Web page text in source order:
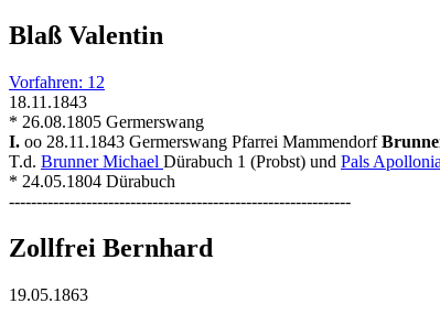
Blaß Valentin
Vorfahren: 12
18.11.1843
* 26.08.1805 Germerswang
I. oo 28.11.1843 Germerswang Pfarrei Mammendorf
T.d. Brunner Michael Dürabuch 1 (Probst) und Pals Apollonia
* 24.05.1804 Dürabuch
--------------------------------------------------------------
Zollfrei Bernhard
19.05.1863